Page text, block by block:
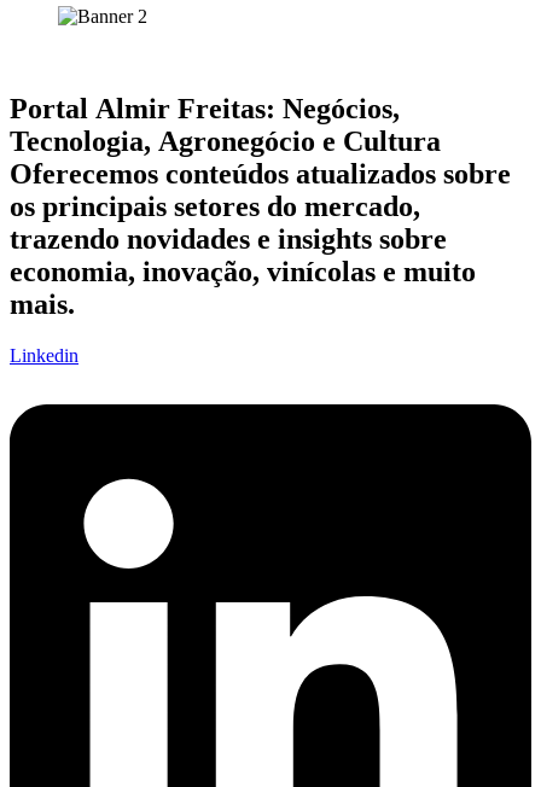
Portal Almir Freitas: Negócios,
Tecnologia, Agronegócio e Cultura
Oferecemos conteúdos atualizados sobre
os principais setores do mercado,
trazendo novidades e insights sobre
economia, inovação, vinícolas e muito
mais.
Linkedin